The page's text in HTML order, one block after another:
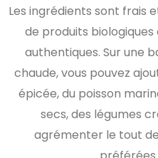
Les ingrédients sont frais
de produits biologiques
authentiques. Sur une
chaude, vous pouvez
épicée, du poisson
secs, des légumes
agrémenter le tout